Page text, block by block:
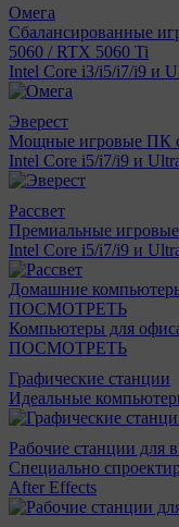
Омега
Сбалансированные
5060 / RTX 5060 Ti
Intel Core i3/i5/i7/i9 и
Эверест
Мощные игровые ПК
Intel Core i5/i7/i9 и
Рассвет
Премиальные
Intel Core i5/i7/i9 и
Домашние
ПОСМОТРЕТЬ
Компьютеры для
ПОСМОТРЕТЬ
Графические станции
Идеальные
Рабочие станции для
Специально
After Effects